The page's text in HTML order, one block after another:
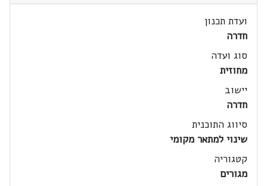
ועדת תכנון
חדרה
סוג ועדה
מחוזית
יישוב
חדרה
סיווג התוכנית
שינוי למתאר מקומי
קטגוריה
מגורים